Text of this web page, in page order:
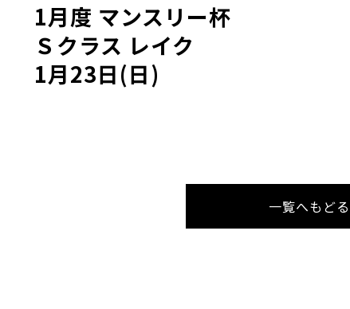
1月度 マンスリー杯
Ｓクラス レイク
1月23日(日)
一覧へもどる